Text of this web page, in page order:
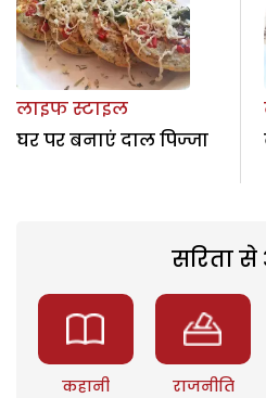
लाइफ स्टाइल
घर पर बनाएं दाल पिज्जा
सरिता
कहानी राजनीति